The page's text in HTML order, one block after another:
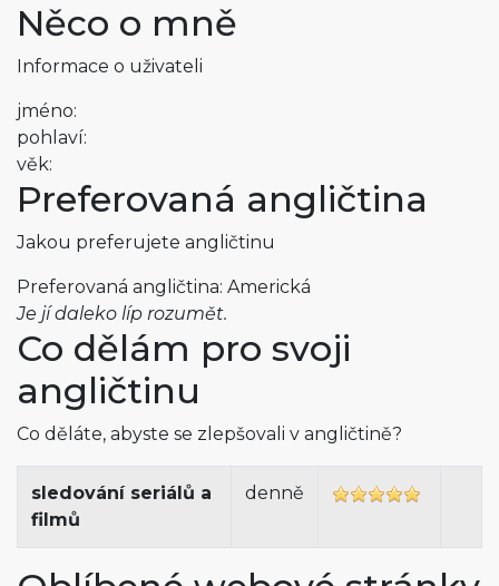
Něco o mně
Informace o uživateli
jméno:
pohlaví:
věk:
Preferovaná angličtina
Jakou preferujete angličtinu
Preferovaná angličtina: Americká
Je jí daleko líp rozumět.
Co dělám pro svoji
angličtinu
Co děláte, abyste se zlepšovali v angličtině?
sledování seriálů a
filmů
denně